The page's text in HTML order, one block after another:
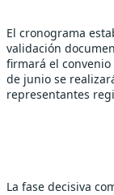
El cronograma
validación
firmará el
de junio se
representantes
La fase decisiva